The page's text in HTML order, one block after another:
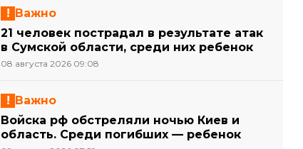
Важно
21 человек пострадал в результате атак
в Сумской области, среди них ребенок
08 августа 2026 09:08
Важно
Войска рф обстреляли ночью Киев и
область. Среди погибших — ребенок